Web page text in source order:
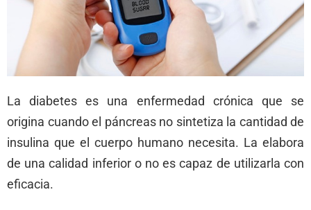
La diabetes es una enfermedad crónica que se
origina cuando el páncreas no sintetiza la cantidad de
insulina que el cuerpo humano necesita. La elabora
de una calidad inferior o no es capaz de utilizarla con
eficacia.